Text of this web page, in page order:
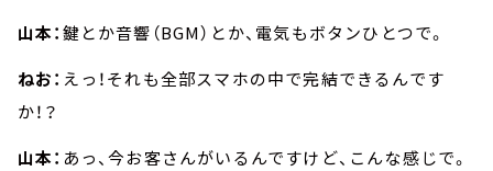
山本：鍵とか音響（BGM）とか、電気もボタンひとつで。
ねお： えっ！それも全部スマホの中で完結できるんです
か！？
山本： あっ、今お客さんがいるんですけど、こんな感じで。